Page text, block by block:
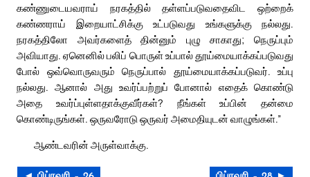
கண்ணுடையவராய் நரகத்தில் தள்ளப்படுவதைவிட ஒற்றைக்
கண்ணராய் இறையாட்சிக்கு உட்படுவது உங்களுக்கு நல்லது.
நரகத்திலோ அவர்களைத் தின்னும் புழு சாகாது; நெருப்பும்
அவியாது. ஏனெனில் பலிப் பொருள் உப்பால் தூய்மையாக்கப்படுவது
போல் ஒவ்வொருவரும் நெருப்பால் தூய்மையாக்கப்படுவர். உப்பு
நல்லது. ஆனால் அது உவர்ப்பற்றுப் போனால் எதைக் கொண்டு
அதை உவர்ப்புள்ளதாக்குவீர்கள்? நீங்கள் உப்பின் தன்மை
கொண்டிருங்கள். ஒருவரோடு ஒருவர் அமைதியுடன் வாழுங்கள்.”
ஆண்டவரின் அருள்வாக்கு.